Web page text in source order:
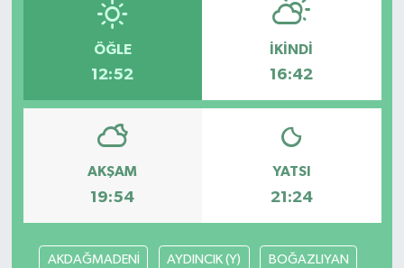
ÖĞLE
12:52
İKINDI
16:42
AKŞAM
19:54
YATSI
21:24
AKDAĞMADENİ AYDINCIK (Y) BOĞAZLIYAN
Yerel Yönetimler